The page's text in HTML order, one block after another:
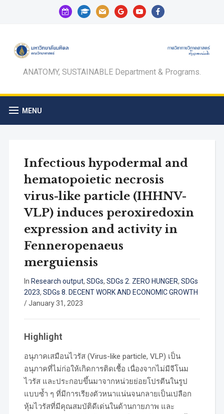
calendar-
check-
graduation-
cap
mail googleyoutubefacebook
ANATOMY, SUSTAINABLE Department & Programs.
MENU
Infectious hypodermal and
hematopoietic necrosis
virus-like particle (IHHNV-
VLP) induces peroxiredoxin
expression and activity in
Fenneropenaeus
merguiensis
In Research output, SDGs, SDGs 2. ZERO HUNGER, SDGs
2023, SDGs 8. DECENT WORK AND ECONOMIC GROWTH
/January 31, 2023
Highlight
อนุภาคเสมือนไวรัส (Virus-like particle, VLP) เป็น
อนุภาคที่ไม่ก่อให้เกิดการติดเชื้อ เนื่องจากไม่มีจีโนม
ไวรัส และประกอบขึ้นมาจากหน่วยย่อยโปรตีนในรูป
แบบซ้ำ ๆ ที่มีการเรียงตัวหนาแน่นจนกลายเป็นเปลือก
หุ้มไวรัสที่มีคุณสมบัติดีเด่นในด้านกายภาพ และ